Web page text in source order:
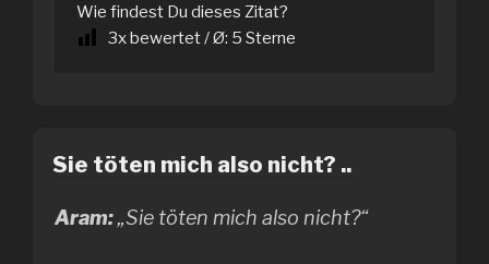
Wie findest Du dieses Zitat?
3x bewertet / Ø: 5 Sterne
Sie töten mich also nicht? ..
Aram:„Sie töten mich also nicht?“